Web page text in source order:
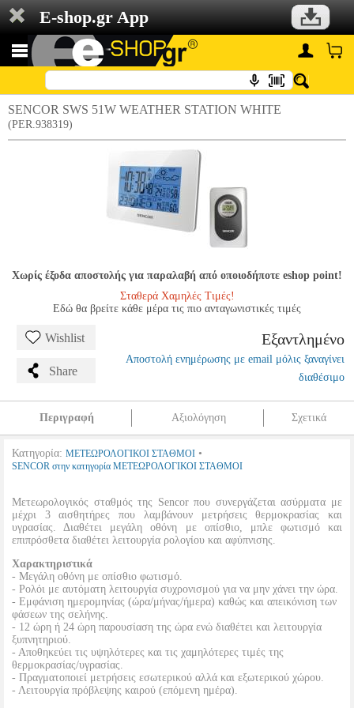
E-shop.gr App
SENCOR SWS 51W WEATHER STATION WHITE
(PER.938319)
Χωρίς έξοδα αποστολής για παραλαβή από οποιοδήποτε eshop point!
Σταθερά Χαμηλές Τιμές!
Εδώ θα βρείτε κάθε μέρα τις πιο ανταγωνιστικές τιμές
Wishlist
Share
Εξαντλημένο
Αποστολή ενημέρωσης με email μόλις ξαναγίνει
διαθέσιμο
Περιγραφή Αξιολόγηση Σχετικά
Κατηγορία: ΜΕΤΕΩΡΟΛΟΓΙΚΟΙ ΣΤΑΘΜΟΙ •
SENCOR στην κατηγορία ΜΕΤΕΩΡΟΛΟΓΙΚΟΙ ΣΤΑΘΜΟΙ
Μετεωρολογικός σταθμός της Sencor που συνεργάζεται ασύρματα με
μέχρι 3 αισθητήρες που λαμβάνουν μετρήσεις θερμοκρασίας και
υγρασίας. Διαθέτει μεγάλη οθόνη με οπίσθιο, μπλε φωτισμό και
επιπρόσθετα διαθέτει λειτουργία ρολογίου και αφύπνισης.
Χαρακτηριστικά
- Μεγάλη οθόνη με οπίσθιο φωτισμό.
- Ρολόι με αυτόματη λειτουργία συχρονισμού για να μην χάνει την ώρα.
- Εμφάνιση ημερομηνίας (ώρα/μήνας/ήμερα) καθώς και απεικόνιση των
φάσεων της σελήνης.
- 12 ώρη ή 24 ώρη παρουσίαση της ώρα ενώ διαθέτει και λειτουργία
ξυπνητηριού.
- Αποθηκεύει τις υψηλότερες και τις χαμηλότερες τιμές της
θερμοκρασίας/υγρασίας.
- Πραγματοποιεί μετρήσεις εσωτερικού αλλά και εξωτερικού χώρου.
- Λειτουργία πρόβλεψης καιρού (επόμενη ημέρα).